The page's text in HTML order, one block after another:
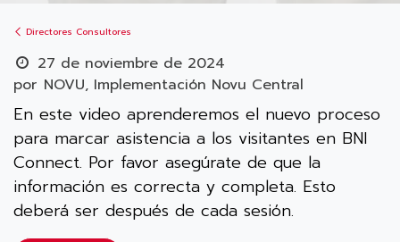
Directores Consultores
27 de noviembre de 2024
por NOVU, Implementación Novu Central
En este video aprenderemos el nuevo proceso
para marcar asistencia a los visitantes en BNI
Connect. Por favor asegúrate de que la
información es correcta y completa. Esto
deberá ser después de cada sesión.